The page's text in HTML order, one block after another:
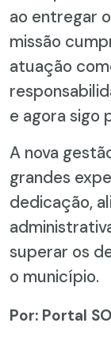
ao entregar
missão
atuação
e agora sigo
A nova
grandes
dedicação,
superar os
o município.
Por: Portal